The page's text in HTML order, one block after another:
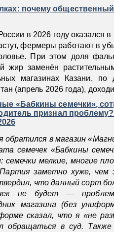
почему
в 2026 году оказался в
фермеры работают в
При этом доля
жир заменён
магазинах Казани, по
(апрель 2026 года),
«Бабкины семечки»,
признал
обратился в магазин
семечек «Бабкины
семечки мелкие, многие
заметно хуже, чем
что данный сорт
не будет —
магазина (без
сказал, что я «не
обращаться в суд.